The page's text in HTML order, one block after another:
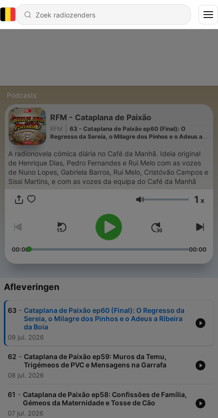
Podcasts
RFM - Cataplana de Paixão
RFM
63 - Cataplana de Paixão ep60 (Final): O
Regresso da Sereia, o Milagre dos Pinhos e o Adeus a
A radionovela cómica diária no Café da Manhã. Ideia original
de Henrique Dias, Pedro Fernandes e Rui Melo com as vozes
de Nuno Lopes, Gabriela Barros, Rui Melo, Cristóvão Campos e
Sissi Martins, e com as vozes da equipa do Café da Manhã
Volume 1 x
00:00 00:00
Afleveringen
63 - Cataplana de Paixão ep60 (Final): O Regresso da
Sereia, o Milagre dos Pinhos e o Adeus a Ribeira
da Boia
09 jul. 2026
62 - Cataplana de Paixão ep59: Muros da Temu,
Trigémeos de PVC e Mensagens na Garrafa
08 jul. 2026
61 - Cataplana de Paixão ep58: Confissões de Família,
Gémeos da Maternidade e Tosse de Cão
07 jul. 2026